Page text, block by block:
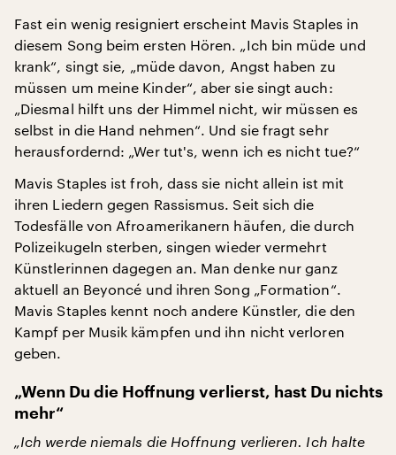
Fast ein wenig resigniert erscheint Mavis Staples in
diesem Song beim ersten Hören. „Ich bin müde und
krank“, singt sie, „müde davon, Angst haben zu
müssen um meine Kinder“, aber sie singt auch:
„Diesmal hilft uns der Himmel nicht, wir müssen es
selbst in die Hand nehmen“. Und sie fragt sehr
herausfordernd: „Wer tut's, wenn ich es nicht tue?“
Mavis Staples ist froh, dass sie nicht allein ist mit
ihren Liedern gegen Rassismus. Seit sich die
Todesfälle von Afroamerikanern häufen, die durch
Polizeikugeln sterben, singen wieder vermehrt
Künstlerinnen dagegen an. Man denke nur ganz
aktuell an Beyoncé und ihren Song „Formation“.
Mavis Staples kennt noch andere Künstler, die den
Kampf per Musik kämpfen und ihn nicht verloren
geben.
„Wenn Du die Hoffnung verlierst, hast Du nichts
mehr“
„Ich werde niemals die Hoffnung verlieren. Ich halte